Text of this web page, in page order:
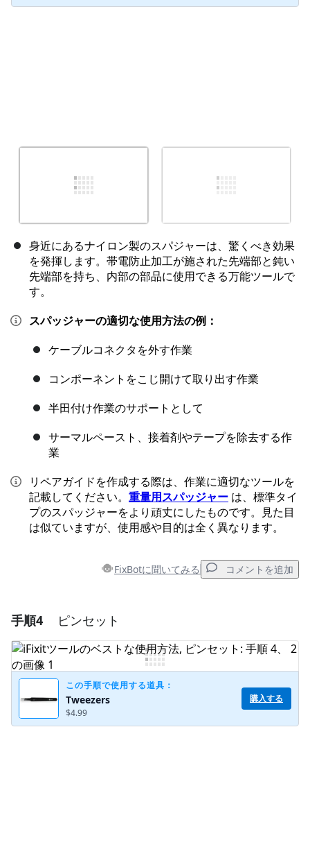
身近にあるナイロン製のスパジャーは、驚くべき効果
を発揮します。帯電防止加工が施された先端部と鈍い
先端部を持ち、内部の部品に使用できる万能ツールで
す。
スパッジャーの適切な使用方法の例：
ケーブルコネクタを外す作業
コンポーネントをこじ開けて取り出す作業
半田付け作業のサポートとして
サーマルペースト、接着剤やテープを除去する作
業
リペアガイドを作成する際は、作業に適切なツールを
記載してください。 重量用スパッジャー は、標準タイ
プのスパッジャーをより頑丈にしたものです。見た目
は似ていますが、使用感や目的は全く異なります。
FixBotに聞いてみる コメントを追加
コメントを追加
手順4 ピンセット
この手順で使用する道具：
Tweezers
$4.99
購入する